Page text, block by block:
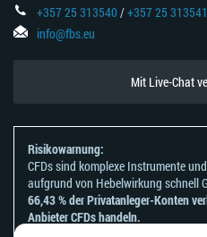
+357 25 313540/+357 25 313541
info@fbs.eu
Mit Live-Chat
Risikowarnung:
CFDs sind komplexe Instrumente
aufgrund von Hebelwirkung schnell
66,43 % der Privatanleger-Konten
Anbieter CFDs handeln.